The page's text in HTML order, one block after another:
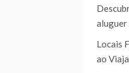
aluguer
Locais
ao